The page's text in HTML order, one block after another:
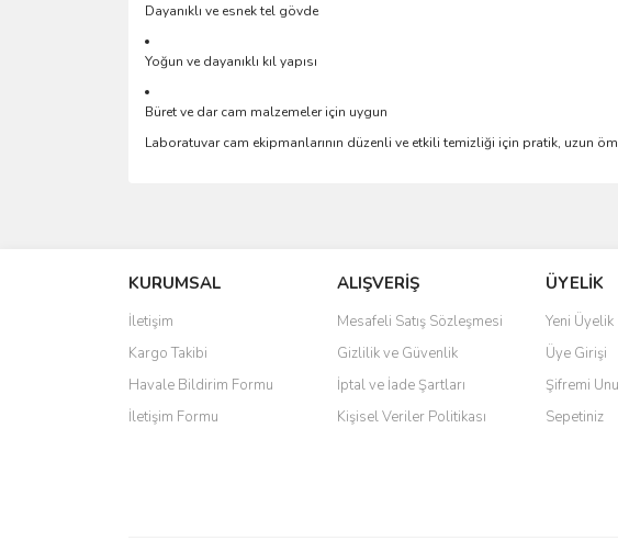
Dayanıklı ve esnek tel gövde
Yoğun ve dayanıklı kıl yapısı
Büret ve dar cam malzemeler için uygun
Laboratuvar cam ekipmanlarının düzenli ve etkili temizliği için pratik, uzun
Ürün resmi kalitesiz, bozuk veya görüntülenemiyor.
Ürün açıklamasında eksik bilgiler bulunuyor.
Ürün bilgilerinde hatalar bulunuyor.
Ürün fiyatı diğer sitelerden daha pahalı.
Bu ürüne benzer farklı alternatifler olmalı.
KURUMSAL
İletişim
Kargo Takibi
Havale Bildirim Formu
İletişim Formu
ALIŞVERİŞ
Mesafeli Satış Sözleşmesi
Gizlilik ve Güvenlik
İptal ve İade Şartları
Kişisel Veriler Politikası
ÜYELİK
Yeni Üyelik
Üye Girişi
Şifremi
Sepetiniz